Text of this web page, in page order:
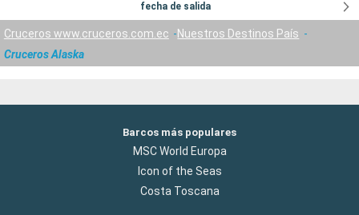
fecha de salida
Cruceros www.cruceros.com.ec
Nuestros Destinos País
Cruceros Alaska
Barcos más populares
MSC World Europa
Icon of the Seas
Costa Toscana